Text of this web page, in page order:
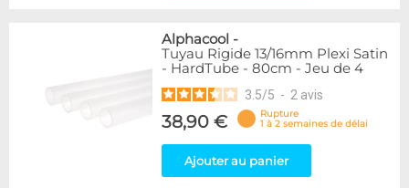
Alphacool -
Tuyau Rigide 13/16mm Plexi Satin
- HardTube - 80cm - Jeu de 4
3.5/5 - 2 avis
38,90 €
Rupture
1 à 2 semaines de délai
Ajouter au panier